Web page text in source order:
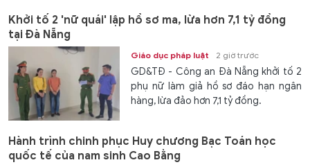
Khởi tố 2 'nữ quái' lập hồ sơ ma, lừa hơn 7,1 tỷ đồng
tại Đà Nẵng
Giáo dục pháp luật 2 giờ trước
GD&TĐ - Công an Đà Nẵng khởi tố 2
phụ nữ làm giả hồ sơ đáo hạn ngân
hàng, lừa đảo hơn 7,1 tỷ đồng.
Hành trình chinh phục Huy chương Bạc Toán học
quốc tế của nam sinh Cao Bằng